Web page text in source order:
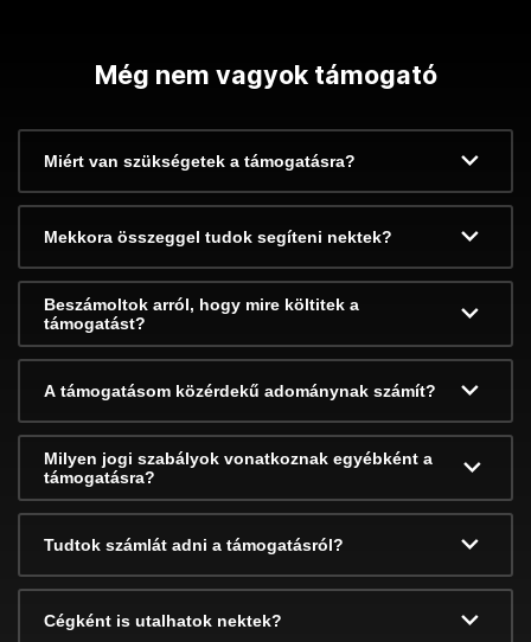
Még nem vagyok támogató
Miért van szükségetek a támogatásra?
Mekkora összeggel tudok segíteni nektek?
Beszámoltok arról, hogy mire költitek a
támogatást?
A támogatásom közérdekű adománynak számít?
Milyen jogi szabályok vonatkoznak egyébként a
támogatásra?
Tudtok számlát adni a támogatásról?
Cégként is utalhatok nektek?